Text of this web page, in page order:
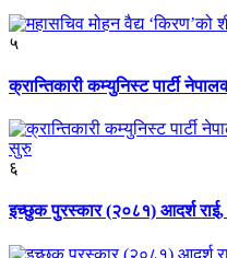
५
क्रान्तिकारी कम्युनिस्ट पार्टी
६
इच्छुक पुरस्कार (२०८१) आदर्श